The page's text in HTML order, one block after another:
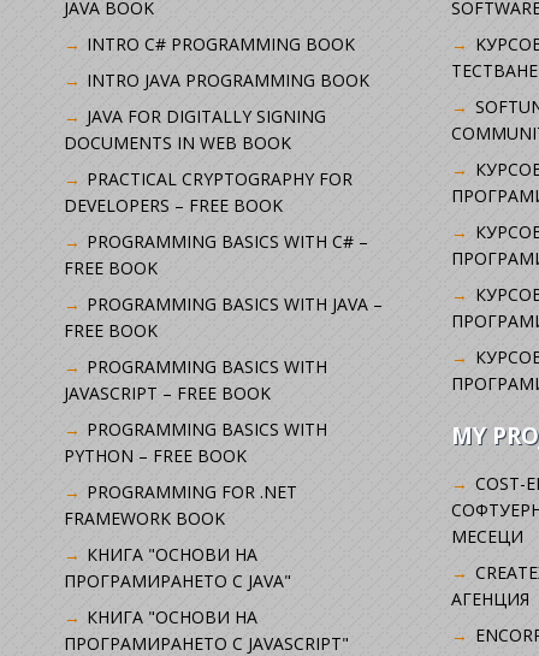
JAVA BOOK
INTRO C# PROGRAMMING BOOK
INTRO JAVA PROGRAMMING BOOK
JAVA FOR DIGITALLY SIGNING
DOCUMENTS IN WEB BOOK
PRACTICAL CRYPTOGRAPHY FOR
DEVELOPERS – FREE BOOK
PROGRAMMING BASICS WITH C# –
FREE BOOK
PROGRAMMING BASICS WITH JAVA –
FREE BOOK
PROGRAMMING BASICS WITH
JAVASCRIPT – FREE BOOK
PROGRAMMING BASICS WITH
PYTHON – FREE BOOK
PROGRAMMING FOR .NET
FRAMEWORK BOOK
КНИГА "ОСНОВИ НА
ПРОГРАМИРАНЕТО С JAVA"
КНИГА "ОСНОВИ НА
ПРОГРАМИРАНЕТО С JAVASCRIPT"
MY
COST-
МЕСЕЦИ
АГЕНЦИЯ